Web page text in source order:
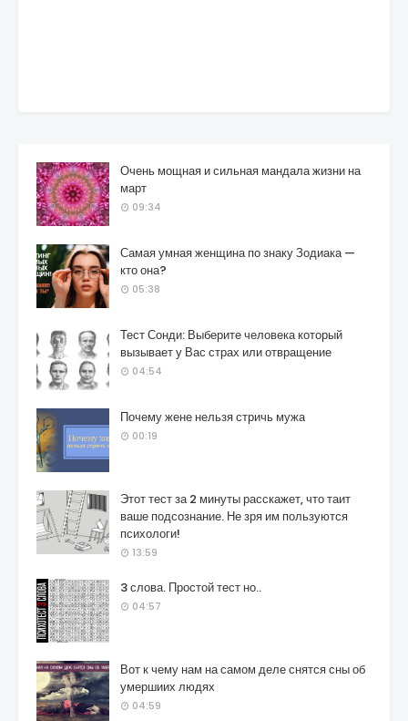
Очень мощная и сильная мандала жизни на
март
09:34
Самая умная женщина по знаку Зодиака —
кто она?
05:38
Тест Сонди: Выберите человека который
вызывает у Вас страх или отвращение
04:54
Почему жене нельзя стричь мужа
00:19
Этот тест за 2 минуты расскажет, что таит
ваше подсознание. Не зря им пользуются
психологи!
13:59
3 слова. Простой тест но..
04:57
Вот к чему нам на самом деле снятся сны об
умершиих людях
04:59